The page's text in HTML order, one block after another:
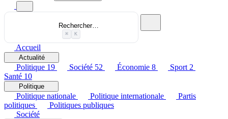
Rechercher…
⌘ K
Accueil
Actualité
Politique 19 Société 52 Économie 8 Sport 2
Santé 10
Politique
Politique nationale Politique internationale
Partis
politiques
Politiques publiques
Société